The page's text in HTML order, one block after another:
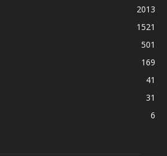
2013
1521
501
169
41
31
6